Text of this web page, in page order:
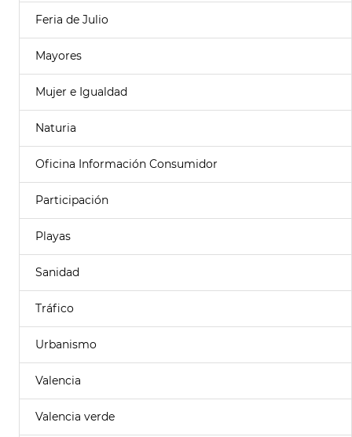
Feria de Julio
Mayores
Mujer e Igualdad
Naturia
Oficina Información Consumidor
Participación
Playas
Sanidad
Tráfico
Urbanismo
Valencia
Valencia verde